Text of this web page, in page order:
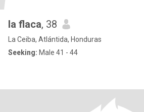
la flaca, 38
La Ceiba, Atlántida, Honduras
Seeking: Male 41 - 44